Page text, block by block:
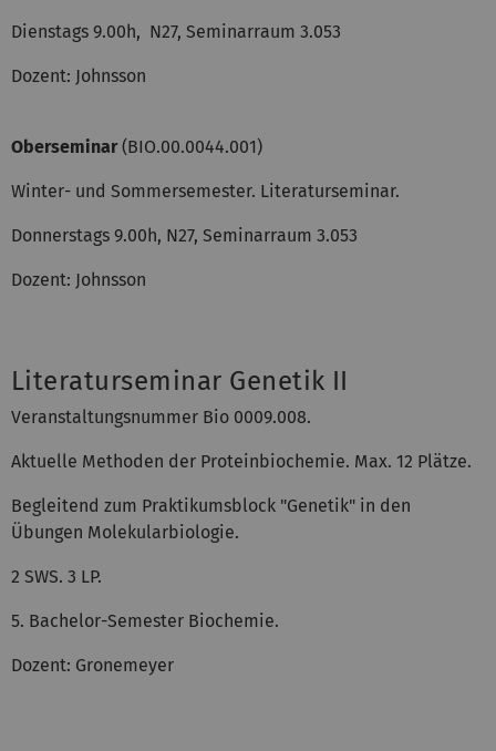
Dienstags 9.00h, N27, Seminarraum 3.053
Dozent: Johnsson
Oberseminar(BIO.00.0044.001)
Winter- und Sommersemester. Literaturseminar.
Donnerstags 9.00h, N27, Seminarraum 3.053
Dozent: Johnsson
Literaturseminar Genetik II
Veranstaltungsnummer Bio 0009.008.
Aktuelle Methoden der Proteinbiochemie. Max. 12 Plätze.
Begleitend zum Praktikumsblock "Genetik" in den
Übungen Molekularbiologie.
2 SWS. 3 LP.
5. Bachelor-Semester Biochemie.
Dozent: Gronemeyer